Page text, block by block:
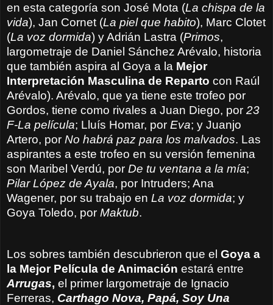
en esta categoría son José Mota (La chispa de la
vida), Jan Cornet (La piel que habito), Marc Clotet
(La voz dormida) y Adrián Lastra (Primos,
largometraje de Daniel Sánchez Arévalo, historia
que también aspira al Goya a la Mejor
Interpretación Masculina de Reparto con Raúl
Arévalo). Arévalo, que ya tiene este trofeo por
Gordos, tiene como rivales a Juan Diego, por 23
F-La película; Lluís Homar, por Eva; y Juanjo
Artero, por No habrá paz para los malvados. Las
aspirantes a este trofeo en su versión femenina
son Maribel Verdú, por De tu ventana a la mía;
Pilar López de Ayala, por Intruders; Ana
Wagener, por su trabajo en La voz dormida; y
Goya Toledo, por Maktub.
Los sobres también descubrieron que el Goya a
la Mejor Película de Animación estará entre
Arrugas, el primer largometraje de Ignacio
Ferreras, Carthago Nova, Papá, Soy Una